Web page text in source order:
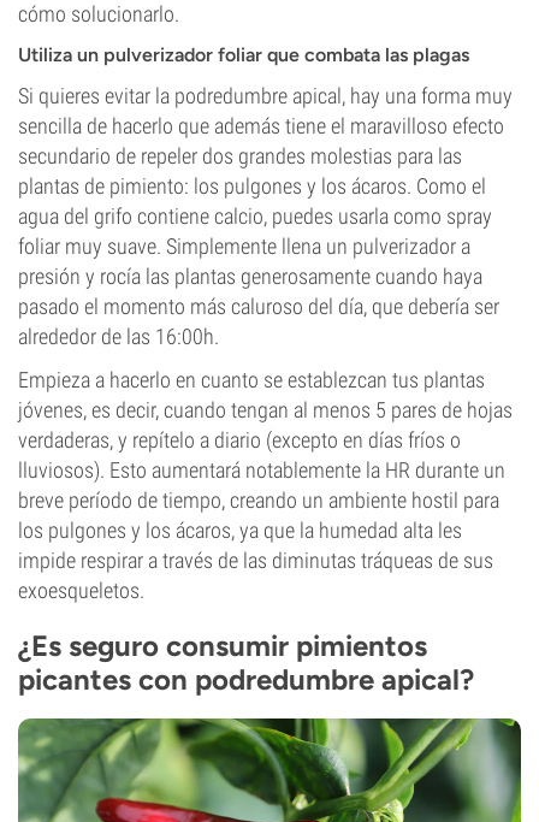
cómo solucionarlo.
Utiliza un pulverizador foliar que combata las plagas
Si quieres evitar la podredumbre apical, hay una forma muy
sencilla de hacerlo que además tiene el maravilloso efecto
secundario de repeler dos grandes molestias para las
plantas de pimiento: los pulgones y los ácaros. Como el
agua del grifo contiene calcio, puedes usarla como spray
foliar muy suave. Simplemente llena un pulverizador a
presión y rocía las plantas generosamente cuando haya
pasado el momento más caluroso del día, que debería ser
alrededor de las 16:00h.
Empieza a hacerlo en cuanto se establezcan tus plantas
jóvenes, es decir, cuando tengan al menos 5 pares de hojas
verdaderas, y repítelo a diario (excepto en días fríos o
lluviosos). Esto aumentará notablemente la HR durante un
breve período de tiempo, creando un ambiente hostil para
los pulgones y los ácaros, ya que la humedad alta les
impide respirar a través de las diminutas tráqueas de sus
exoesqueletos.
¿Es seguro consumir pimientos
picantes con podredumbre apical?